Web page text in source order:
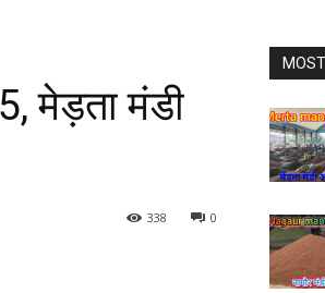
मेड़ता मंडी
0
338